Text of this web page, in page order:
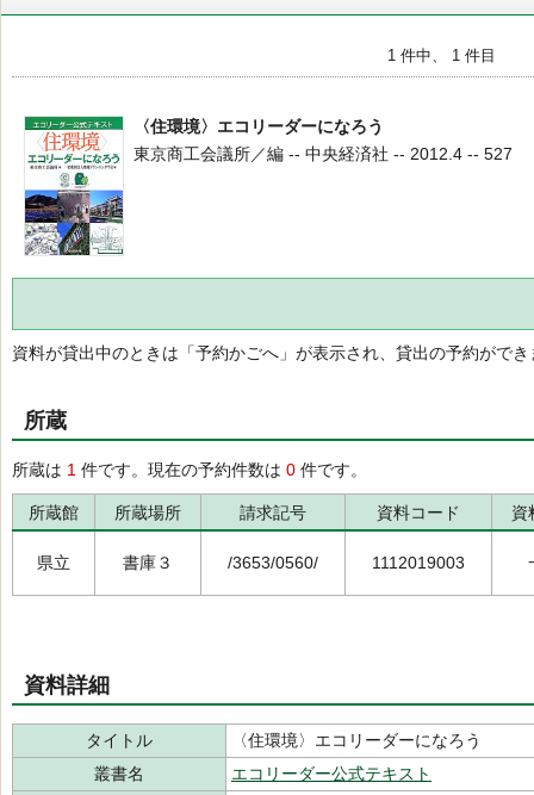
1 件中、 1 件目
〈住環境〉エコリーダーになろう
東京商工会議所／編 -- 中央経済社 -- 2012.4 -- 527
資料が貸出中のときは「予約かごへ」が表示され、貸出の予約ができ
所蔵
所蔵は 1 件です。現在の予約件数は 0 件です。
所蔵館 所蔵場所 請求記号 資料コード 資
県立 書庫３ /3653/0560/ 1112019003
資料詳細
タイトル
〈住環境〉エコリーダーになろう
叢書名
エコリーダー公式テキスト